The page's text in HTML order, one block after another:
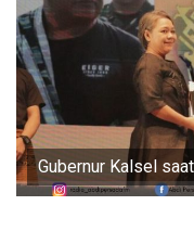
Gubernur Kalsel